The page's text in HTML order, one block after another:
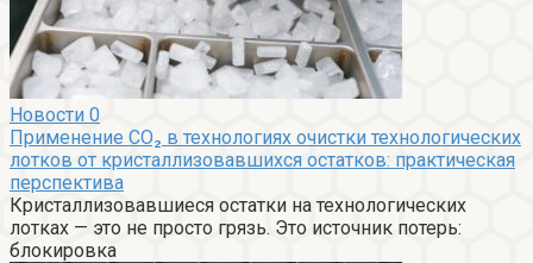
Новости 0
Применение CO₂ в технологиях очистки технологических
лотков от кристаллизовавшихся остатков: практическая
перспектива
Кристаллизовавшиеся остатки на технологических
лотках — это не просто грязь. Это источник потерь:
блокировка